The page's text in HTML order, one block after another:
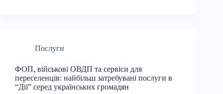
Послуги
ФОП, військові ОВДП та сервіси для
переселенців: найбільш затребувані послуги в
“Дії” серед українських громадян